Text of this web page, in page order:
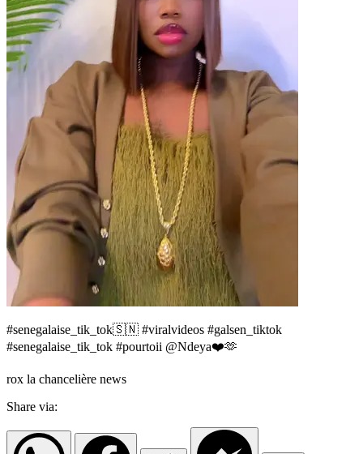
#senegalaise_tik_tok🇸🇳 #viralvideos #galsen_tiktok
#senegalaise_tik_tok #pourtoii @Ndeya❤️🫶
rox la chancelière news
Share via: